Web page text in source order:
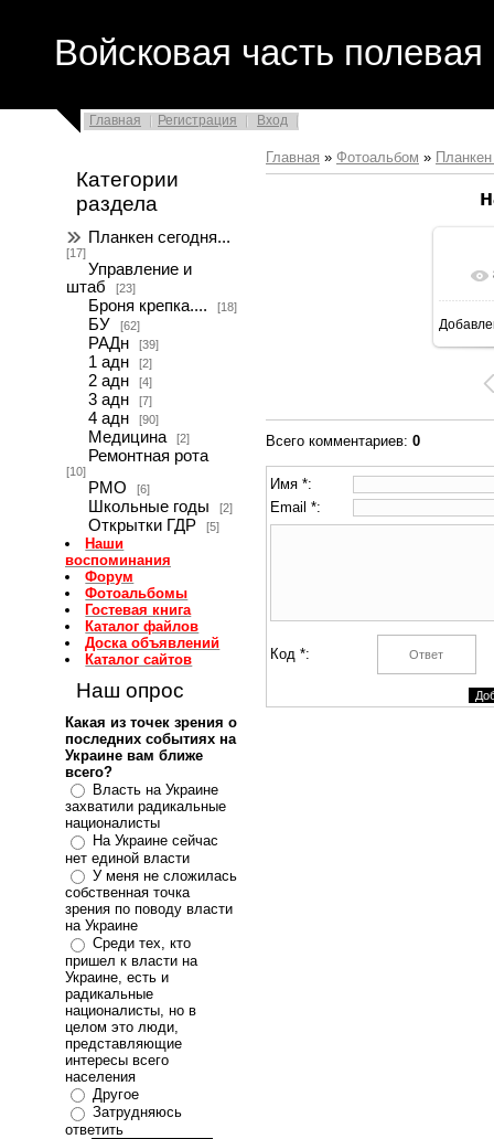
Войсковая часть полевая
Главная Регистрация Вход
Категории
раздела
Планкен сегодня...
[17]
Управление и
штаб
[23]
Броня крепка.... [18]
БУ [62]
РАДн [39]
1 адн [2]
2 адн [4]
3 адн [7]
4 адн [90]
Медицина [2]
Ремонтная рота
[10]
РМО [6]
Школьные годы [2]
Открытки ГДР [5]
Наши
воспоминания
Форум
Фотоальбомы
Гостевая книга
Каталог файлов
Доска объявлений
Каталог сайтов
Наш опрос
Какая из точек зрения о
последних событиях на
Украине вам ближе
всего?
Власть на Украине
захватили радикальные
националисты
На Украине сейчас
нет единой власти
У меня не сложилась
собственная точка
зрения по поводу власти
на Украине
Среди тех, кто
пришел к власти на
Украине, есть и
радикальные
националисты, но в
целом это люди,
представляющие
интересы всего
населения
Другое
Затрудняюсь
ответить
Главная » Фотоальбом »
Всего комментариев: 0
Имя *:
Email *:
Код *: